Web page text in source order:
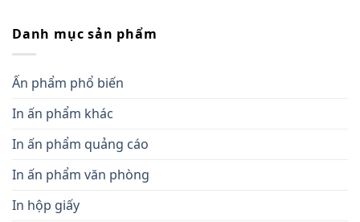
Danh mục sản phẩm
Ấn phẩm phổ biến
In ấn phẩm khác
In ấn phẩm quảng cáo
In ấn phẩm văn phòng
In hộp giấy